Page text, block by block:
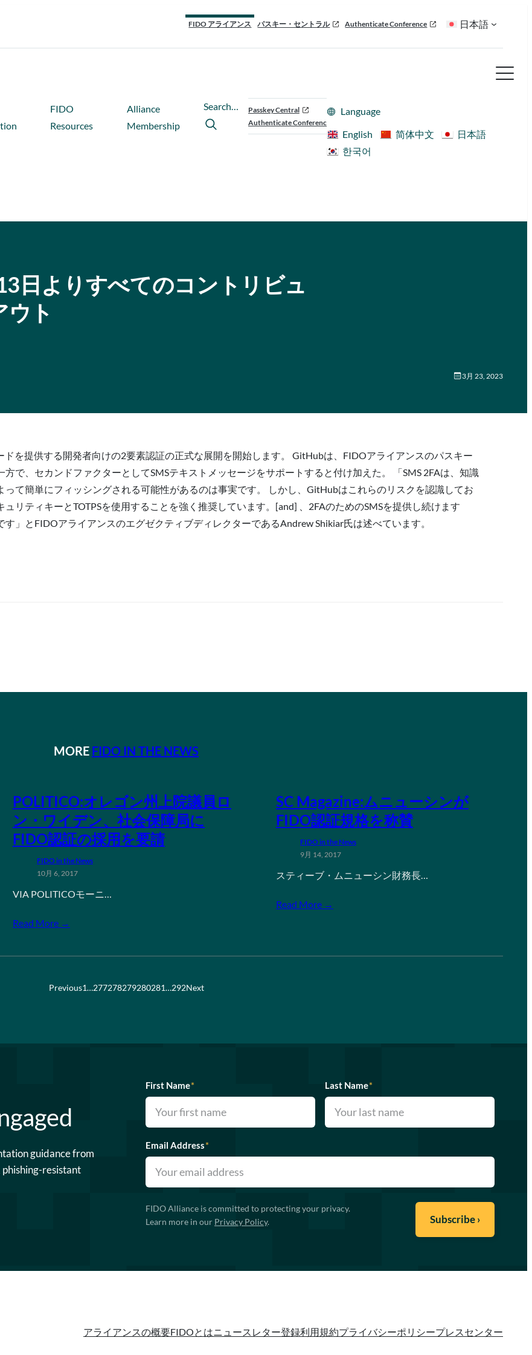
FIDO アライアンス パスキー・セントラル Authenticate Conference 日本語
FIDO
Resources
Alliance
Membership
Search…
Passkey Central
Authenticate Conference
Language
English
简体中文
日本語
한국어
日よりすべてのコントリビュ
ウト
3月 23, 2023
を提供する開発者向けの2要素認証の正式な展開を開始します。 GitHubは、FIDOアライアンスのパスキー
で、セカンドファクターとしてSMSテキストメッセージをサポートすると付け加えた。 「SMS 2FAは、知識
て簡単にフィッシングされる可能性があるのは事実です。 しかし、GitHubはこれらのリスクを認識してお
リティキーとTOTPSを使用することを強く推奨しています。[and] 、2FAのためのSMSを提供し続けます
」とFIDOアライアンスのエグゼクティブディレクターであるAndrew Shikiar氏は述べています。
MORE FIDO IN THE NEWS
POLITICO:オレゴン州上院議員ロ
ン・ワイデン、社会保障局に
FIDO認証の採用を要請
FIDO in the News
10月 6, 2017
VIA POLITICOモーニ…
Read More →
SC Magazine:ムニューシンが
FIDO認証規格を称賛
FIDO in the News
9月 14, 2017
スティーブ・ムニューシン財務長…
Read More →
Previous1…277278279280281…292Next
guidance from
resistant
First Name* Last Name*
Email Address*
FIDO Alliance is committed to protecting your privacy.
Learn more in our Privacy Policy.
アライアンスの概要FIDOとはニュースレター登録利用規約プライバシーポリシープレスセンター